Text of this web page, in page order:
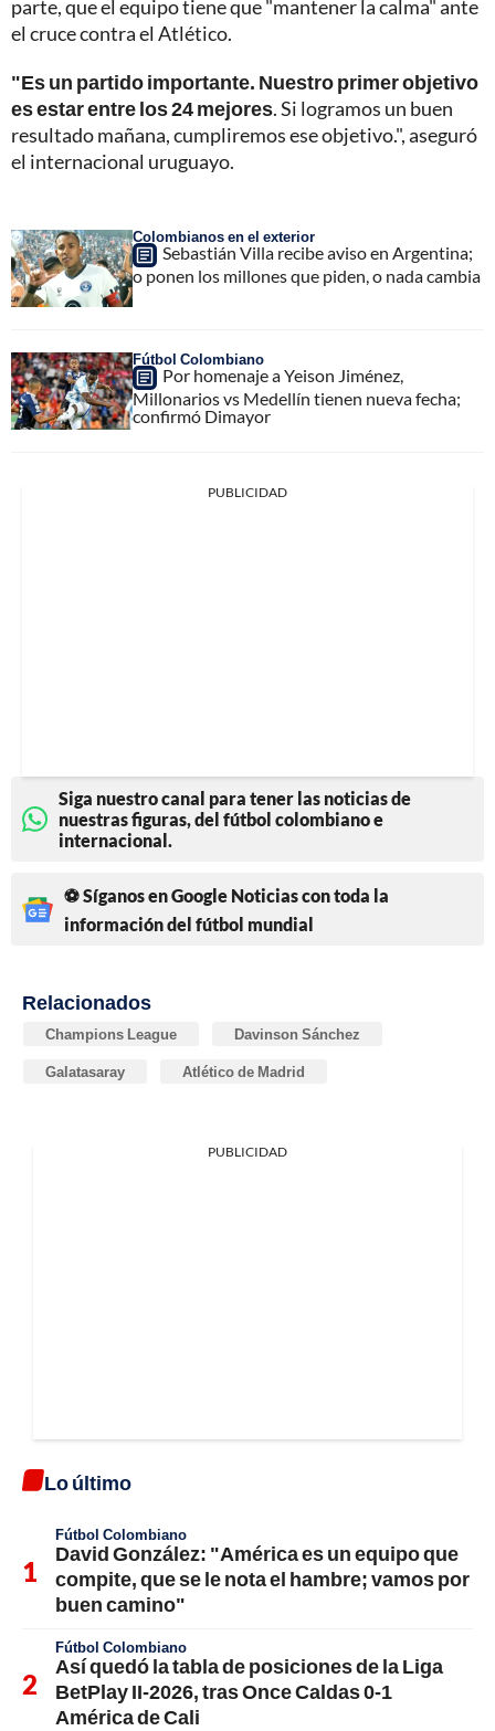
parte, que el equipo tiene que "mantener la calma" ante
el cruce contra el Atlético.
"Es un partido importante. Nuestro primer objetivo
es estar entre los 24 mejores. Si logramos un buen
resultado mañana, cumpliremos ese objetivo.", aseguró
el internacional uruguayo.
Colombianos en el exterior
Sebastián Villa recibe aviso en Argentina;
o ponen los millones que piden, o nada cambia
Fútbol Colombiano
Por homenaje a Yeison Jiménez,
Millonarios vs Medellín tienen nueva fecha;
confirmó Dimayor
PUBLICIDAD
Siga nuestro canal para tener las noticias de
nuestras figuras, del fútbol colombiano e
internacional.
⚽ Síganos en Google Noticias con toda la
información del fútbol mundial
Relacionados
Champions League Davinson Sánchez
Galatasaray Atlético de Madrid
PUBLICIDAD
Lo último
Fútbol Colombiano
David González: "América es un equipo que
compite, que se le nota el hambre; vamos por
buen camino"
Fútbol Colombiano
Así quedó la tabla de posiciones de la Liga
BetPlay II-2026, tras Once Caldas 0-1
América de Cali